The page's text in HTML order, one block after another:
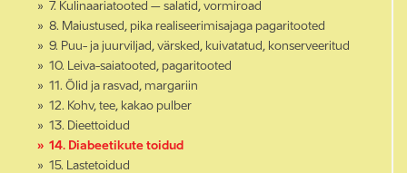
7. Kulinaariatooted – salatid, vormiroad
8. Maiustused, pika realiseerimisajaga pagaritooted
9. Puu- ja juurviljad, värsked, kuivatatud, konserveeritud
10. Leiva-saiatooted, pagaritooted
11. Õlid ja rasvad, margariin
12. Kohv, tee, kakao pulber
13. Dieettoidud
14. Diabeetikute toidud
15. Lastetoidud